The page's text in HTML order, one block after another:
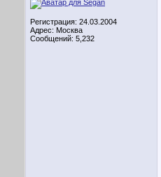
Регистрация: 24.03.2004
Адрес: Москва
Сообщений: 5,232